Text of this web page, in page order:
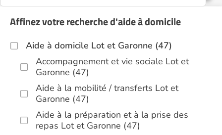
Affinez votre recherche d'aide à domicile
Aide à domicile Lot et Garonne (47)
Accompagnement et vie sociale Lot et
Garonne (47)
Aide à la mobilité / transferts Lot et
Garonne (47)
Aide à la préparation et à la prise des
repas Lot et Garonne (47)